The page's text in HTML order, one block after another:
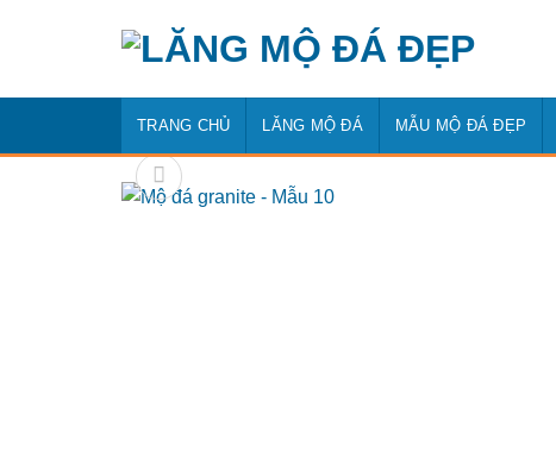
dung
TRANG CHỦ LĂNG MỘ ĐÁ MẪU MỘ ĐÁ ĐẸP